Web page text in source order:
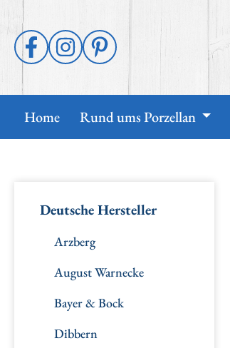
Zur Hauptnavigation springen
Home Rund ums Porzellan
Deutsche Hersteller
Arzberg
August Warnecke
Bayer & Bock
Dibbern